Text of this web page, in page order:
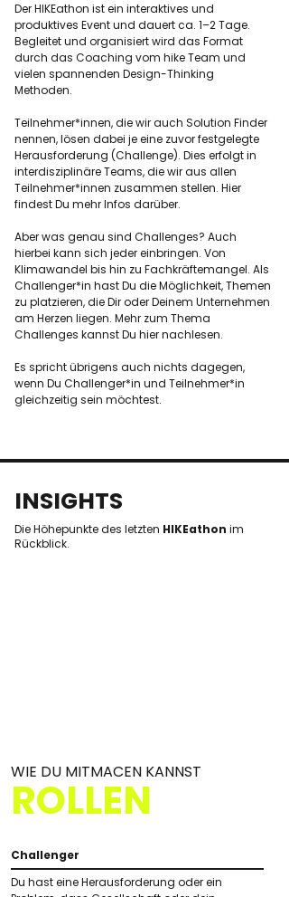
Der HIKEathon ist ein interaktives und
produktives Event und dauert ca. 1–2 Tage.
Begleitet und organisiert wird das Format
durch das Coaching vom hike Team und
vielen spannenden Design-Thinking
Methoden.
Teilnehmer*innen, die wir auch Solution Finder
nennen, lösen dabei je eine zuvor festgelegte
Herausforderung (Challenge). Dies erfolgt in
interdisziplinäre Teams, die wir aus allen
Teilnehmer*innen zusammen stellen. Hier
findest Du mehr Infos darüber.
Aber was genau sind Challenges? Auch
hierbei kann sich jeder einbringen. Von
Klimawandel bis hin zu Fachkräftemangel. Als
Challenger*in hast Du die Möglichkeit, Themen
zu platzieren, die Dir oder Deinem Unternehmen
am Herzen liegen. Mehr zum Thema
Challenges kannst Du hier nachlesen.
Es spricht übrigens auch nichts dagegen,
wenn Du Challenger*in und Teilnehmer*in
gleichzeitig sein möchtest.
INSIGHTS
Die Höhepunkte des letzten HIKEathon im
Rückblick.
WIE DU MITMACEN KANNST
ROLLEN
Challenger
Du hast eine Herausforderung oder ein